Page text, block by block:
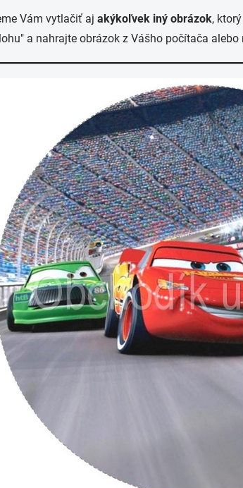
Vám vytlačiť aj akýkoľvek iný obrázok,
a nahrajte obrázok z Vášho počítača alebo